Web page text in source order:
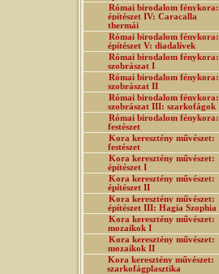
Római birodalom fénykora:
építészet IV: Caracalla
thermái
Római birodalom fénykora:
építészet V: diadalívek
Római birodalom fénykora:
szobrászat I
Római birodalom fénykora:
szobrászat II
Római birodalom fénykora:
szobrászat III: szarkofágok
Római birodalom fénykora:
festészet
Kora keresztény művészet:
festészet
Kora keresztény művészet:
építészet I
Kora keresztény művészet:
építészet II
Kora keresztény művészet:
építészet III: Hagia Szophia
Kora keresztény művészet:
mozaikok I
Kora keresztény művészet:
mozaikok II
Kora keresztény művészet:
szarkofágplasztika